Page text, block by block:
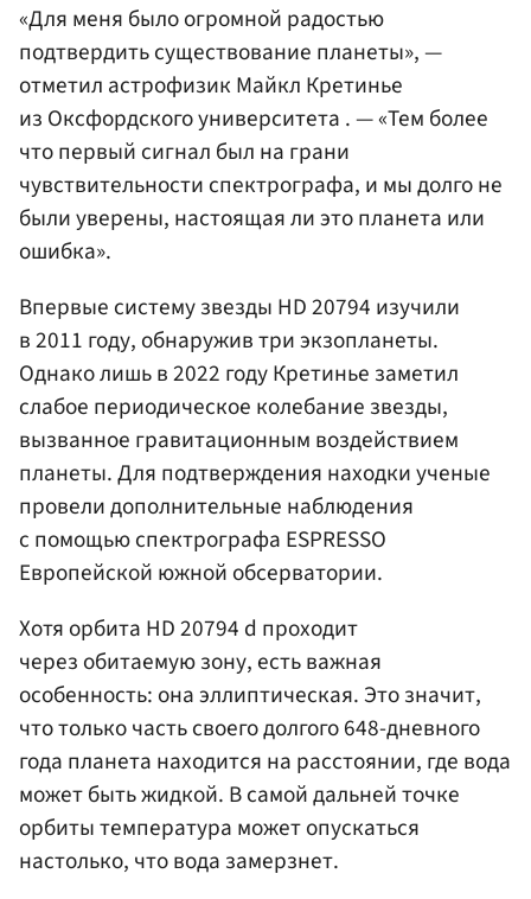
«Для меня было огромной радостью
подтвердить существование планеты», —
отметил астрофизик Майкл Кретинье
из Оксфордского университета . — «Тем более
что первый сигнал был на грани
чувствительности спектрографа, и мы долго не
были уверены, настоящая ли это планета или
ошибка».
Впервые систему звезды HD 20794 изучили
в 2011 году, обнаружив три экзопланеты.
Однако лишь в 2022 году Кретинье заметил
слабое периодическое колебание звезды,
вызванное гравитационным воздействием
планеты. Для подтверждения находки ученые
провели дополнительные наблюдения
с помощью спектрографа ESPRESSO
Европейской южной обсерватории.
Хотя орбита HD 20794 d проходит
через обитаемую зону, есть важная
особенность: она эллиптическая. Это значит,
что только часть своего долгого 648-дневного
года планета находится на расстоянии, где вода
может быть жидкой. В самой дальней точке
орбиты температура может опускаться
настолько, что вода замерзнет.